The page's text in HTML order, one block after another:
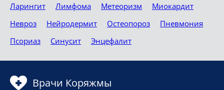
Ларингит
Лимфома Метеоризм
Миокардит
Невроз
Нейродермит Остеопороз
Пневмония
Псориаз
Синусит Энцефалит
Врачи Коряжмы